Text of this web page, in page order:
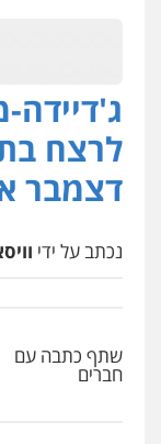
לרצח
דצמבר
נכתב על ידי
שתף כתבה עם
חברים